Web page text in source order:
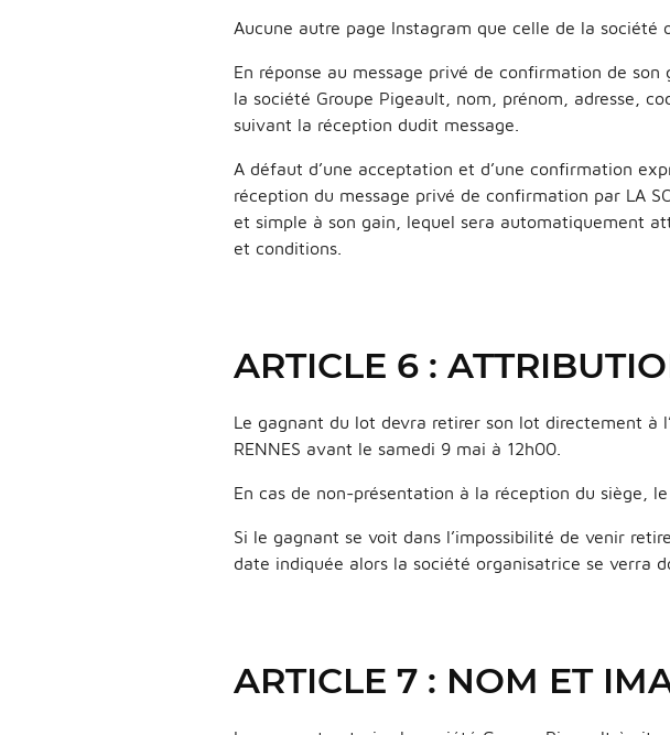
Aucune autre page Instagram que celle de la
En réponse au message privé de confirmation de
la société Groupe Pigeault, nom, prénom, adresse,
suivant la réception dudit message.
A défaut d’une acceptation et d’une confirmation
réception du message privé de confirmation par LA
et simple à son gain, lequel sera automatiquement
et conditions.
ARTICLE 6 :
Le gagnant du lot devra retirer son lot directement à
RENNES avant le samedi 9 mai à 12h00.
En cas de non-présentation à la réception du siège,
Si le gagnant se voit dans l’impossibilité de venir
date indiquée alors la société organisatrice se verra
ARTICLE 7 : NOM ET